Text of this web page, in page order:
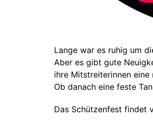
Lange war es ruhig um
Aber es gibt gute
ihre Mitstreiterinnen eine
Ob danach eine feste
Das Schützenfest findet